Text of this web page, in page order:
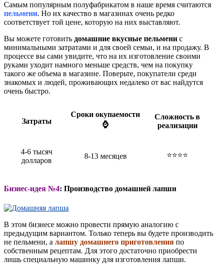
Самым популярным полуфабрикатом в наше время считаются
пельмени. Но их качество в магазинах очень редко
соответствует той цене, которую на них выставляют.
Вы можете готовить домашние вкусные пельмени с
минимальными затратами и для своей семьи, и на продажу. В
процессе вы сами увидите, что на их изготовление своими
руками уходит намного меньше средств, чем на покупку
такого же объема в магазине. Поверьте, покупатели среди
знакомых и людей, проживающих недалеко от вас найдутся
очень быстро.
Затраты
Сроки окупаемости
⌚
Сложность в
реализации
4-6 тысяч
долларов
8-13 месяцев ⭐⭐⭐⭐
Бизнес-идея №4: Производство домашней лапши
В этом бизнесе можно провести прямую аналогию с
предыдущим вариантом. Только теперь вы будете производить
не пельмени, а лапшу домашнего приготовления по
собственным рецептам. Для этого достаточно приобрести
лишь специальную машинку для изготовления лапши.